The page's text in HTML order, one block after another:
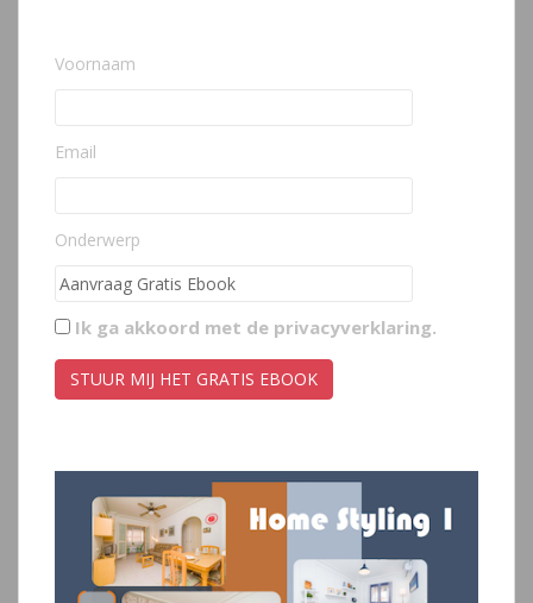
Voornaam
Email
Onderwerp
Ik ga akkoord met de privacyverklaring.